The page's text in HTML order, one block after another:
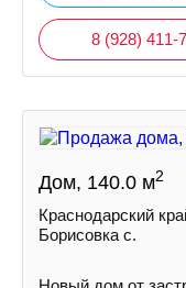
8 (928) 411-
Дом, 140.0 м2
Краснодарский
Борисовка с.